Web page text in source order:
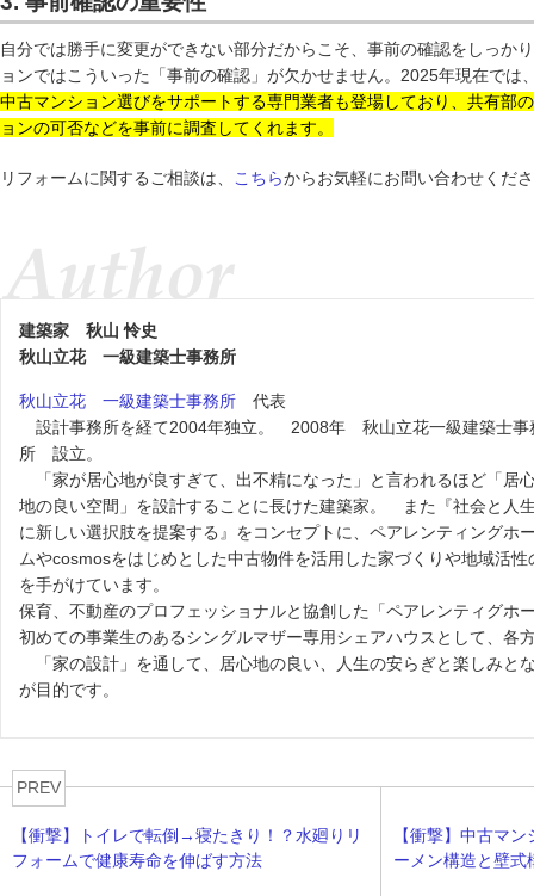
自分では勝手に変更ができない部分だからこそ、事前の確認をしっか
ョンではこういった「事前の確認」が欠かせません。2025年現在では
中古マンション選びをサポートする専門業者も登場しており、共有部
ョンの可否などを事前に調査してくれます。
リフォームに関するご相談は、 こちらからお気軽にお問い合わせくだ
建築家 秋山 怜史
秋山立花 一級建築士事務所
秋山立花 一級建築士事務所 代表
設計事務所を経て2004年独立。 2008年 秋山立花一級建築士事
所 設立。
「家が居心地が良すぎて、出不精になった」と言われるほど「居
地の良い空間」を設計することに長けた建築家。 また『社会と人
に新しい選択肢を提案する』をコンセプトに、ペアレンティングホ
ムやcosmosをはじめとした中古物件を活用した家づくりや地域活
を手がけています。
保育、不動産のプロフェッショナルと協創した「ペアレンティグホ
初めての事業生のあるシングルマザー専用シェアハウスとして、各
「家の設計」を通して、居心地の良い、人生の安らぎと楽しみと
が目的です。
PREV
【衝撃】トイレで転倒→寝たきり！？水廻りリ
フォームで健康寿命を伸ばす方法
【衝撃】中古マ
ーメン構造と壁式